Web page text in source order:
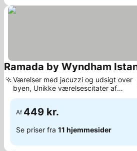
Ramada by Wyndham
Værelser med jacuzzi og udsigt over
byen, Unikke værelsescitater af
filosoffer
Af 449 kr.
Se priser fra 11 hjemmesider